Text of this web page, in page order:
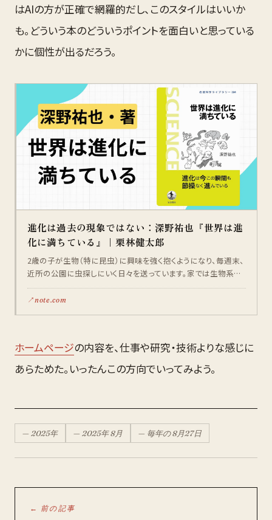
はAIの方が正確で網羅的だし、このスタイルはいいか
も。どういう本のどういうポイントを面白いと思っている
かに個性が出るだろう。
進化は過去の現象ではない：深野祐也『世界は進
化に満ちている』｜栗林健太郎
2歳の子が生物（特に昆虫）に興味を強く抱くようになり、毎週末、
近所の公園に虫探しにいく日々を送っています。家では生物系
YouTuberの動画を観たり、図鑑を眺めたりしています。そうなると
生物学そのものにも興味が再燃してきました。そこで、少し前に刊
とする豊富な事例を読んだいま、生活の中で周りを見る目が確実
に、そして大きく変化させられました。 世界は進化に満ちている
(岩波科学ライブラリー 334)
note.com
ホームページの内容を、仕事や研究・技術よりな感じに
あらためた。いったんこの方向でいってみよう。
— 2025年 — 2025年8月 — 毎年の8月27日
← 前の記事